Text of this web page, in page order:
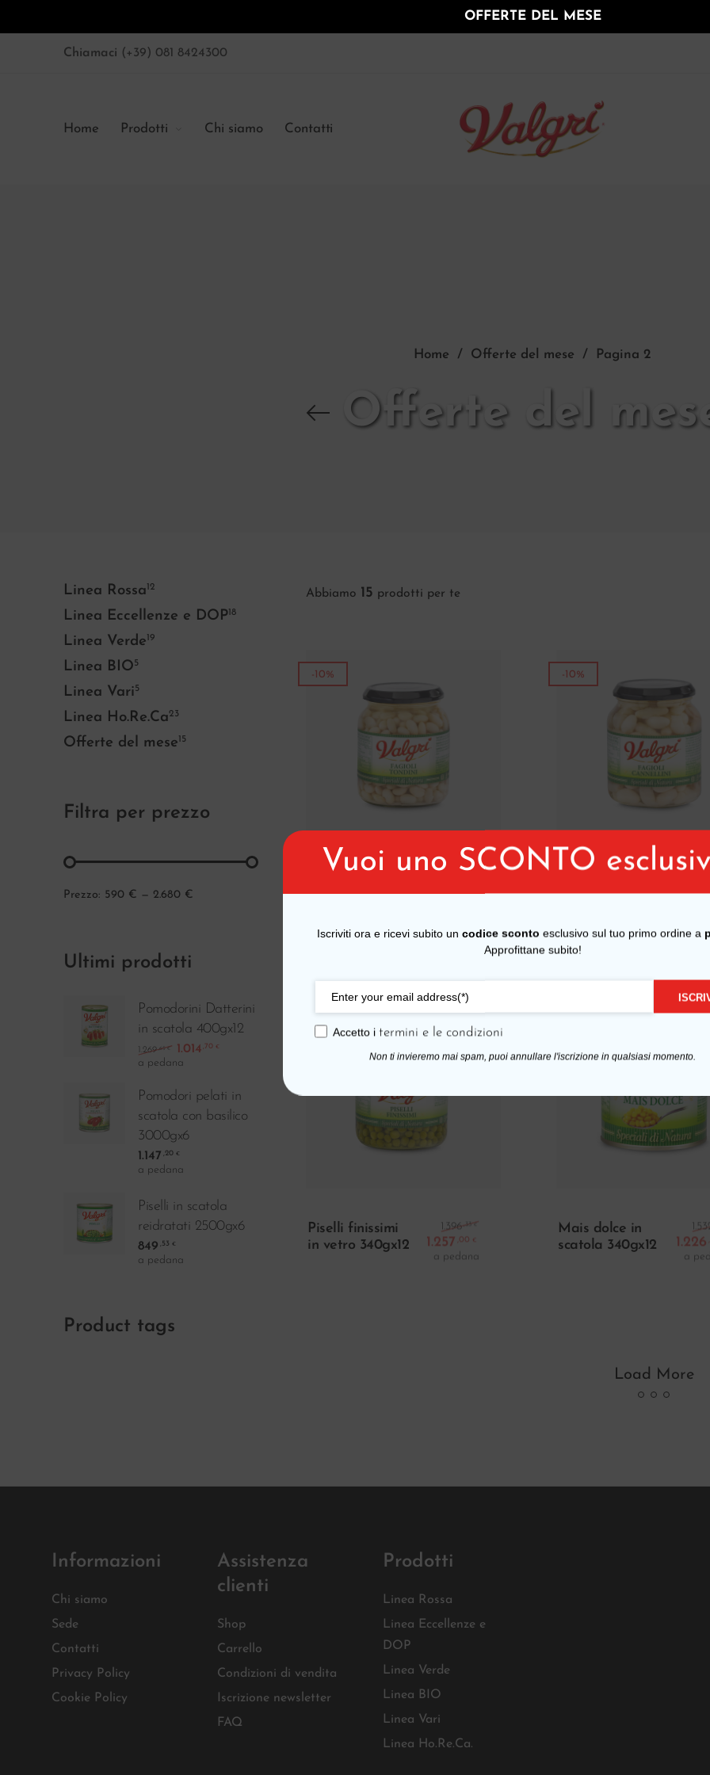
OFFERTE DEL MESE
Chiamaci (+39) 081 8424300
Home Prodotti Chi siamo Contatti
Home / Offerte del mese / Pagina 2
Offerte del
Linea Rossa 12
Linea Eccellenze e DOP 18
Linea Verde 19
Linea BIO5
Linea Vari5
Linea Ho.Re.Ca23
Offerte del mese 15
Filtra per prezzo
Prezzo: 590 € — 2.680 €
Ultimi prodotti
Pomodorini Datterini
in scatola 400gx12
1.269 ,65€ 1.014 ,70 €
a pedana
Pomodori pelati in
scatola con basilico
3000gx6
1.147 ,20 €
a pedana
Piselli in scatola
reidratati 2500gx6
849 ,53 €
a pedana
Product tags
Abbiamo 15 prodotti per te
-10%
Aggiungi Al Carrello
978,00€
-10%
Aggiungi Al
Piselli finissimi
in vetro 340gx12
1.396 ,33
Il prezzo originale era: 1.396,33 €.
1.257 ,00 €
Il prezzo attuale è: 1.257,00 €.
a pedana
Mais dolce in
scatola 340gx12
1.226
a
Load More
Informazioni
Chi siamo
Sede
Contatti
Privacy Policy
Cookie Policy
Assistenza
clienti
Shop
Carrello
Condizioni di vendita
Iscrizione newsletter
FAQ
Prodotti
Linea Rossa
Linea Eccellenze e
DOP
Linea Verde
Linea BIO
Linea Vari
Linea Ho.Re.Ca.
Vuoi uno SCONTO
Iscriviti ora e ricevi subito un codice sconto esclusivo sul tuo primo ordine a
Approfittane subito!
Accetto i termini e le condizioni
Non ti invieremo mai spam, puoi annullare l'iscrizione in qualsiasi momento.